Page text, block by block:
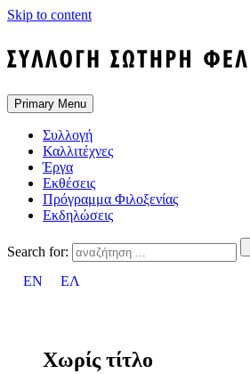
Skip to content
Primary Menu
Συλλογή
Καλλιτέχνες
Έργα
Εκθέσεις
Πρόγραμμα Φιλοξενίας
Εκδηλώσεις
Search for:
EN
ΕΛ
Χωρίς τίτλο